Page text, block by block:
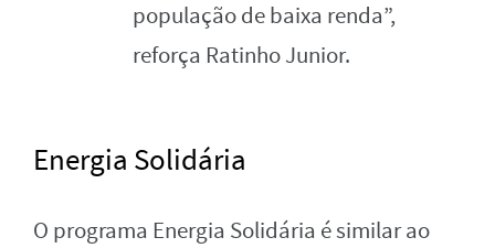
população de baixa renda”,
reforça Ratinho Junior.
Energia Solidária
O programa Energia Solidária é similar ao